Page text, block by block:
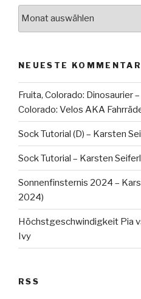
NEUESTE
Fruita, Colorado: Dinosaurier
Colorado: Velos AKA
Sock Tutorial (D) – Karsten
Sock Tutorial – Karsten
Sonnenfinsternis 2024 –
2024)
Höchstgeschwindigkeit Pia
Ivy
RSS